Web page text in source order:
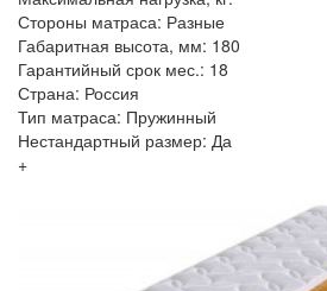
Стороны матраса: Разные
Габаритная высота, мм: 180
Гарантийный срок мес.: 18
Страна: Россия
Тип матраса: Пружинный
Нестандартный размер: Да
+